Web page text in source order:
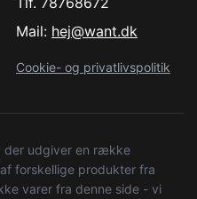
Mail: hej@want.dk
Cookie- og privatlivspolitik
der udgiver en række
forskellige produkter fra
varer fra denne side - vi